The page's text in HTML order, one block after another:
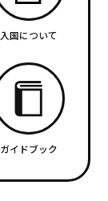
入国について
ガイドブック